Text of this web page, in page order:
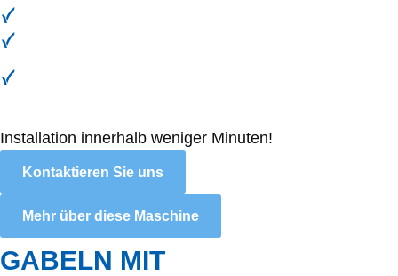
Installation innerhalb weniger Minuten!
Kontaktieren Sie uns
Mehr über diese Maschine
GABELN MIT